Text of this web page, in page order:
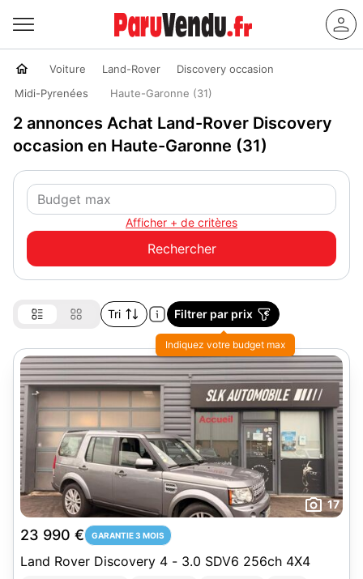
Voiture Land-Rover
Discovery occasion
Midi-Pyrenées
Haute-Garonne (31)
2 annonces Achat Land-Rover Discovery
occasion en Haute-Garonne (31)
Afficher + de critères
Tri Filtrer par prix
Indiquez votre budget max
17
23 990 € GARANTIE 3 MOIS
Land Rover Discovery 4 - 3.0 SDV6 256ch 4X4